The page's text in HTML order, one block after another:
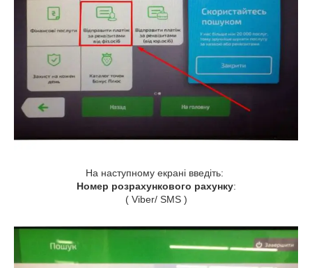
На наступному екрані введіть:
Номер розрахункового рахунку:
( Viber/ SMS )